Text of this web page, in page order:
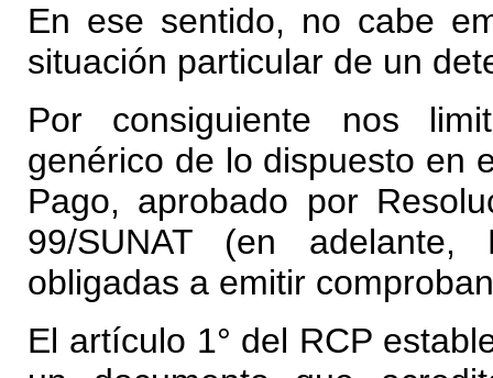
En ese sentido, no cabe
situación particular de un
Por consiguiente nos
genérico de lo dispuesto en
Pago, aprobado por
99/SUNAT (en
obligadas a emitir
El artículo 1° del RCP